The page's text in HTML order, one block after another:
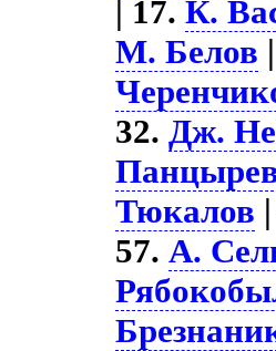
| 17.К.
М. Белов
32.Дж.
Тюкалов
57.А.